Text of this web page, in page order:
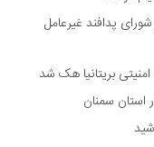
پدافند غیرعامل
استان سمنان